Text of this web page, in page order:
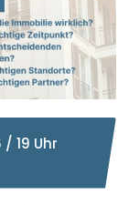
19 Uhr